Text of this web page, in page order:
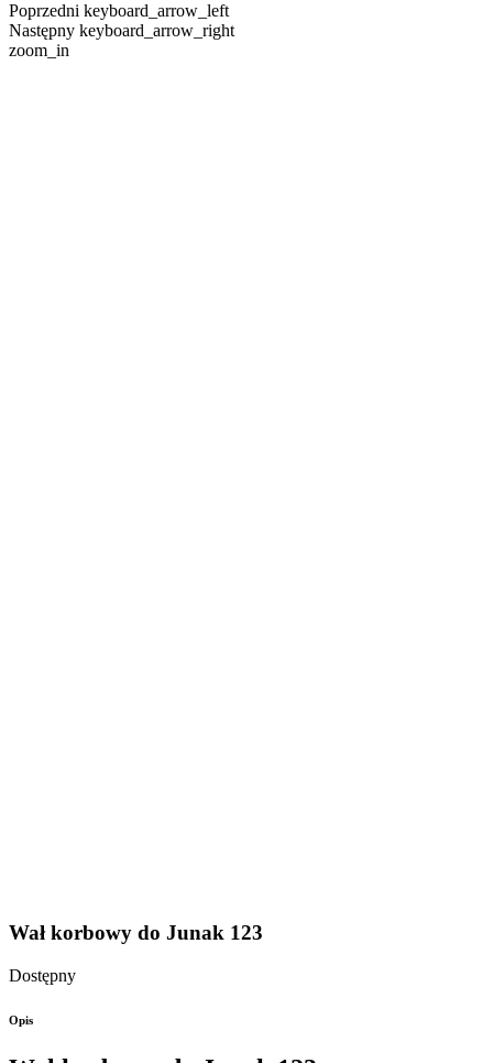
Poprzedni keyboard_arrow_left
Następny keyboard_arrow_right
zoom_in
Wał korbowy do Junak 123
Dostępny
Opis